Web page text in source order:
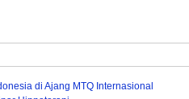
di Ajang MTQ Internasional